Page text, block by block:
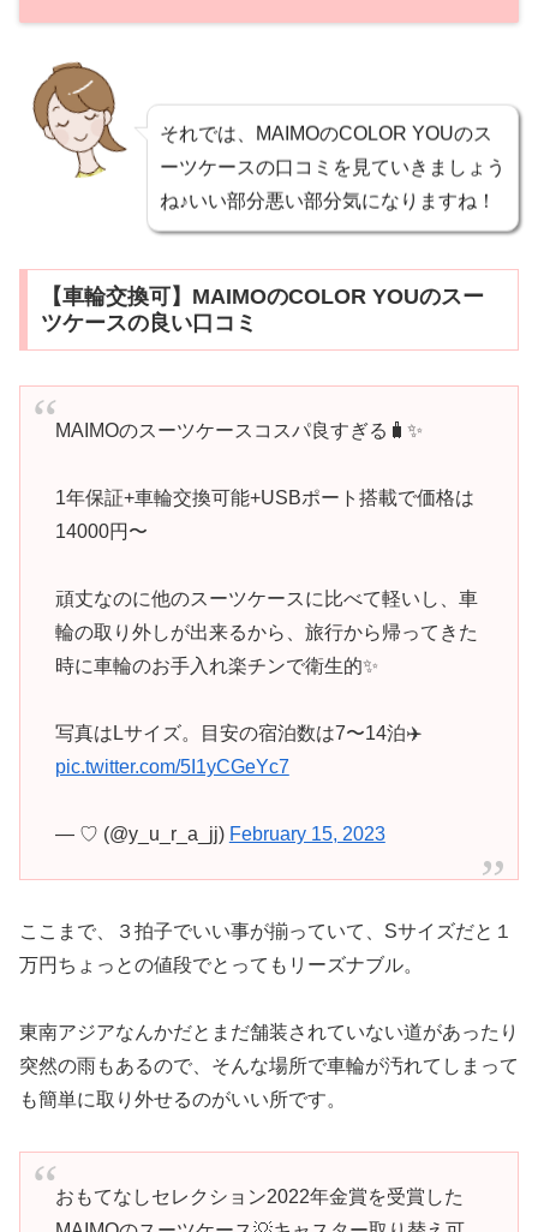
それでは、MAIMOのCOLOR YOUのス
ーツケースの口コミを見ていきましょう
ね♪いい部分悪い部分気になりますね！
【車輪交換可】MAIMOのCOLOR YOUのスー
ツケースの良い口コミ
MAIMOのスーツケースコスパ良すぎる🧳✨
1年保証+車輪交換可能+USBポート搭載で価格は
14000円〜
頑丈なのに他のスーツケースに比べて軽いし、車
輪の取り外しが出来るから、旅行から帰ってきた
時に車輪のお手入れ楽チンで衛生的✨
写真はLサイズ。目安の宿泊数は7〜14泊✈️
pic.twitter.com/5I1yCGeYc7
— ♡ (@y_u_r_a_jj) February 15, 2023
ここまで、３拍子でいい事が揃っていて、Sサイズだと１
万円ちょっとの値段でとってもリーズナブル。
東南アジアなんかだとまだ舗装されていない道があったり
突然の雨もあるので、そんな場所で車輪が汚れてしまって
も簡単に取り外せるのがいい所です。
おもてなしセレクション2022年金賞を受賞した